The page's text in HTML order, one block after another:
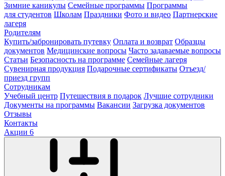
Зимние каникулы Семейные программы Программы
для студентов Школам Праздники Фото и видео Партнерские
лагеря
Родителям
Купить/забронировать путевку Оплата и возврат Образцы
документов Медицинские вопросы Часто задаваемые вопросы
Статьи Безопасность на программе Семейные лагеря
Сувенирная продукция Подарочные сертификаты Отъезд/
приезд групп
Сотрудникам
Учебный центр Путешествия в подарок Лучшие сотрудники
Документы на программы Вакансии Загрузка документов
Отзывы
Контакты
Акции 6